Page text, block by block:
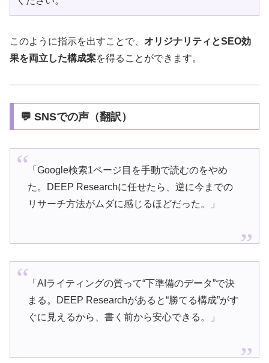
このように指示を出すことで、 オリジナリティとSEO効
果を両立した構成案を得ることができます。
💬 SNSでの声（翻訳）
「Google検索1ページ目を手動で読むのをやめ
た。DEEP Researchに任せたら、逆に今までの
リサーチ方法がムダに感じるほどだった。」
「AIライティングの質って“下準備のデータ”で決
まる。DEEP Researchがあると“勝てる構成”がす
ぐに見えるから、書く前から安心できる。」